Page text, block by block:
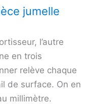
jumelle
l’autre
en trois
relève chaque
de surface. On en
millimètre.